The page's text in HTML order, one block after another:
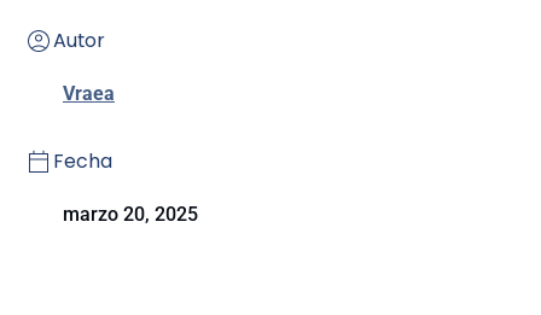
Autor
Vraea
Fecha
marzo 20, 2025